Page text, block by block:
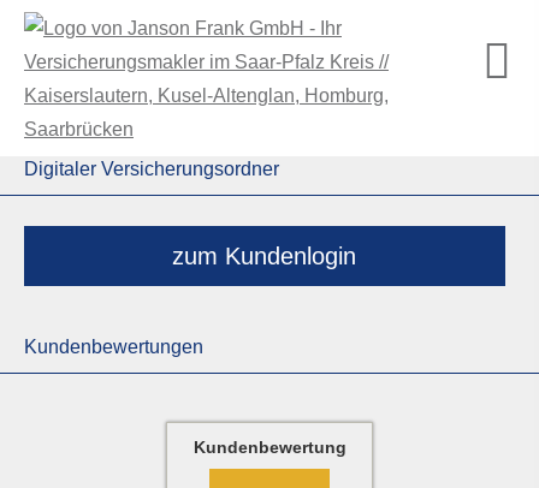
Digitaler Versicherungsordner
zum Kundenlogin
Kundenbewertungen
Kundenbewertung